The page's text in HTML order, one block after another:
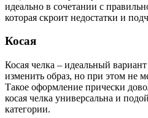
идеально в сочетании с
которая скроит недостатки и
Косая
Косая челка – идеальный вариант
изменить образ, но при этом не
Такое оформление прически
косая челка универсальна и
категории.